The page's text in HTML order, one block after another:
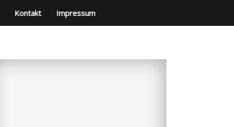
Kontakt Impressum